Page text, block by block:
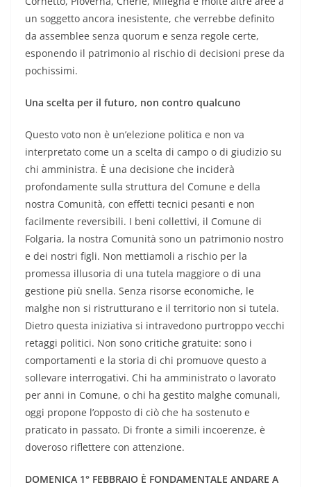
un soggetto ancora inesistente, che verrebbe definito
da assemblee senza quorum e senza regole certe,
esponendo il patrimonio al rischio di decisioni prese da
pochissimi.
Una scelta per il futuro, non contro qualcuno
Questo voto non è un’elezione politica e non va
interpretato come un a scelta di campo o di giudizio su
chi amministra. È una decisione che inciderà
profondamente sulla struttura del Comune e della
nostra Comunità, con effetti tecnici pesanti e non
facilmente reversibili. I beni collettivi, il Comune di
Folgaria, la nostra Comunità sono un patrimonio nostro
e dei nostri figli. Non mettiamoli a rischio per la
promessa illusoria di una tutela maggiore o di una
gestione più snella. Senza risorse economiche, le
malghe non si ristrutturano e il territorio non si tutela.
Dietro questa iniziativa si intravedono purtroppo vecchi
retaggi politici. Non sono critiche gratuite: sono i
comportamenti e la storia di chi promuove questo a
sollevare interrogativi. Chi ha amministrato o lavorato
per anni in Comune, o chi ha gestito malghe comunali,
oggi propone l’opposto di ciò che ha sostenuto e
praticato in passato. Di fronte a simili incoerenze, è
doveroso riflettere con attenzione.
DOMENICA 1° FEBBRAIO È FONDAMENTALE ANDARE A